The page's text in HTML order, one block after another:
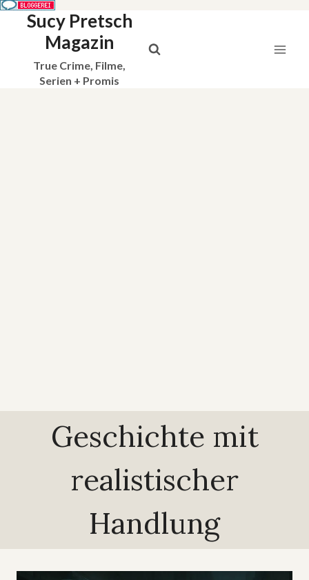
Sucy Pretsch
Magazin
True Crime, Filme,
Serien + Promis
Geschichte mit
realistischer
Handlung